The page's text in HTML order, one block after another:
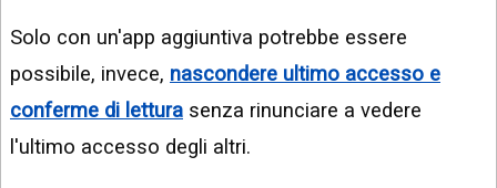
Solo con un'app aggiuntiva potrebbe essere
possibile, invece, nascondere ultimo accesso e
conferme di lettura senza rinunciare a vedere
l'ultimo accesso degli altri.